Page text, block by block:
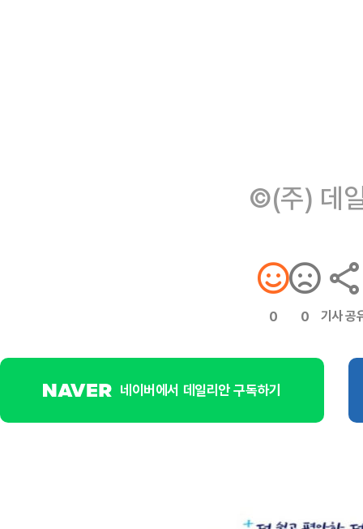
©(주) 데
0 0 기사 공
네이버에서 데일리안 구독하기